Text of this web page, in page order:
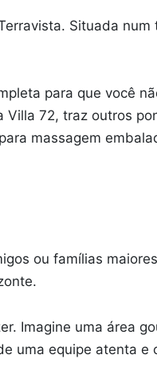
Situada
para que você
72, traz outros
massagem
ou famílias
Imagine uma área
uma equipe atenta